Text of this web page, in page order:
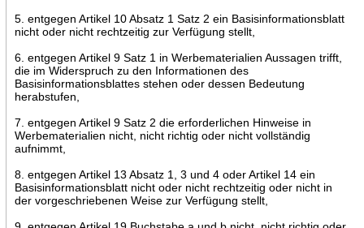
5. entgegen Artikel 10 Absatz 1 Satz 2 ein Basisinformationsblatt
nicht oder nicht rechtzeitig zur Verfügung stellt,
6. entgegen Artikel 9 Satz 1 in Werbematerialien Aussagen trifft,
die im Widerspruch zu den Informationen des
Basisinformationsblattes stehen oder dessen Bedeutung
herabstufen,
7. entgegen Artikel 9 Satz 2 die erforderlichen Hinweise in
Werbematerialien nicht, nicht richtig oder nicht vollständig
aufnimmt,
8. entgegen Artikel 13 Absatz 1, 3 und 4 oder Artikel 14 ein
Basisinformationsblatt nicht oder nicht rechtzeitig oder nicht in
der vorgeschriebenen Weise zur Verfügung stellt,